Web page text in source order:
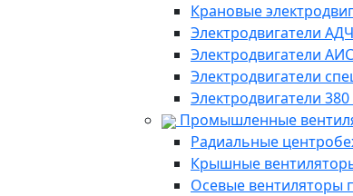
Крановые
Электродвигатели
Электродвигатели
Электродвигатели
Электродвигатели
Промышленные
Радиальные
Крышные
Осевые